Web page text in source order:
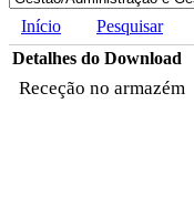
Início Pesquisar
Detalhes do Download
Receção no armazém